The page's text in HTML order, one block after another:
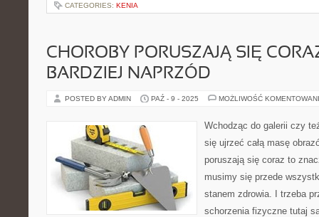
CATEGORIES: KENIA
CHOROBY PORUSZAJĄ SIĘ
BARDZIEJ NAPRZÓD
POSTED BY ADMIN PAŹ - 9 - 2025 MOŻLIWOŚĆ
Wchodząc do galerii czy
się ujrzeć całą masę
poruszają się coraz to
musimy się przede
stanem zdrowia. I trzeba
schorzenia fizyczne tutaj